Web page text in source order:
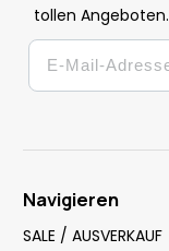
tollen Angeboten.
Email
Navigieren
SALE / AUSVERKAUF